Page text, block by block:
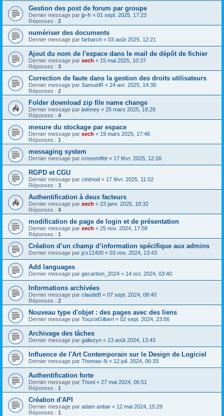
Gestion des post de forum par groupe
Dernier message par jp-fr « 01 sept. 2025, 17:23
Réponses : 2
numériser des documents
Dernier message par farbarch « 03 août 2025, 12:21
Ajout du nom de l'espace dans le mail de dépôt de fichier
Dernier message par xech « 15 mai 2025, 10:37
Réponses : 3
Correction de faute dans la gestion des droits utilisateurs
Dernier message par SamuelR « 24 avr. 2025, 14:39
Réponses : 2
Folder download zip file name change
Dernier message par jwinney « 25 mars 2025, 18:28
Réponses : 4
mesure du stockage par espace
Dernier message par xech « 19 mars 2025, 17:46
Réponses : 1
messaging system
Dernier message par crosemffet « 17 févr. 2025, 12:26
RGPD et CGU
Dernier message par cinimod « 17 févr. 2025, 11:02
Réponses : 3
Authentification à deux facteurs
Dernier message par xech « 23 janv. 2025, 18:32
Réponses : 4
modification de page de login et de présentation
Dernier message par xech « 25 nov. 2024, 17:58
Réponses : 1
Création d’un champ d’information spécifique aux admins
Dernier message par jcs12400 « 03 nov. 2024, 13:43
Add languages
Dernier message par gecarbon_2024 « 14 oct. 2024, 03:40
Informations archivées
Dernier message par claudeB « 07 sept. 2024, 08:40
Réponses : 2
Nouveau type d'objet : des pages avec des liens
Dernier message par TouzotGilbert « 02 sept. 2024, 23:56
Archivage des tâches
Dernier message par galiezyn « 13 août 2024, 13:43
Influence de l'Art Contemporain sur le Design de Logiciel
Dernier message par Thomas-N « 12 juil. 2024, 06:33
Authentification forte
Dernier message par Thoni « 27 mai 2024, 06:51
Réponses : 1
Création d'API
Dernier message par adam anbar « 12 mai 2024, 15:29
Réponses : 1